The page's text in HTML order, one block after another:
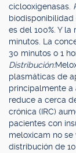
ciclooxigenasas.
es del 100%. Y
minutos. La
30 minutos o 1
Distribución:
plasmáticas de
principalmente a
reduce a cerca
crónica (IRC)
pacientes con
meloxicam no
distribución de